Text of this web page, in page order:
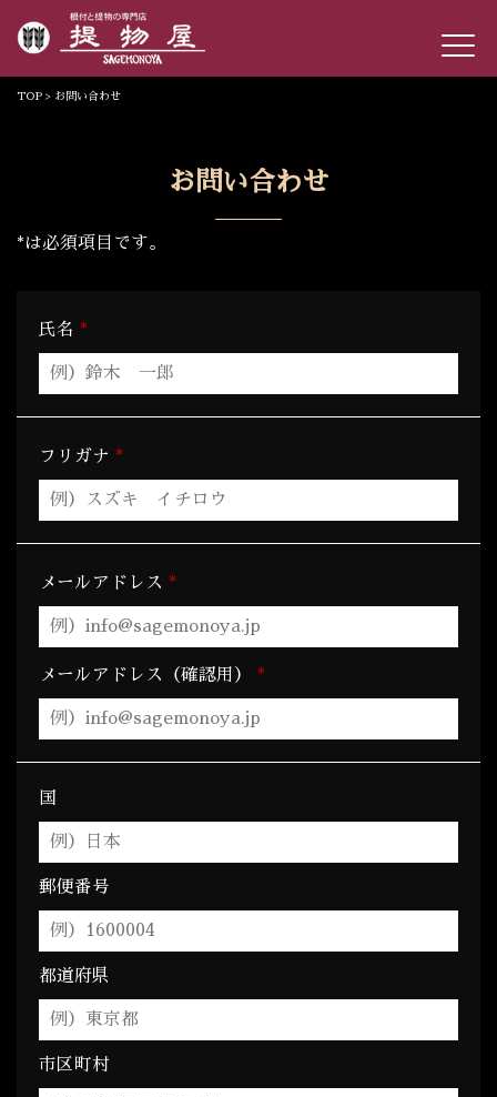
TOP > お問い合わせ
お問い合わせ
*は必須項目です。
氏名 *
フリガナ *
メールアドレス *
メールアドレス（確認用） *
国
郵便番号
都道府県
市区町村